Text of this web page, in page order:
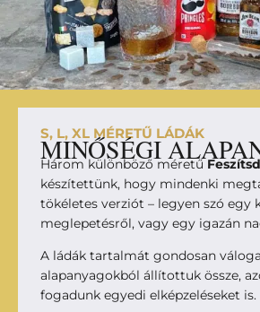
S, L, XL MÉRETŰ LÁDÁK
MINŐSÉGI
Három különböző méretű
készítettünk, hogy mindenki
tökéletes verziót – legyen szó egy
meglepetésről, vagy egy igazán
A ládák tartalmát gondosan
alapanyagokból állítottuk össze,
fogadunk egyedi elképzeléseket is.